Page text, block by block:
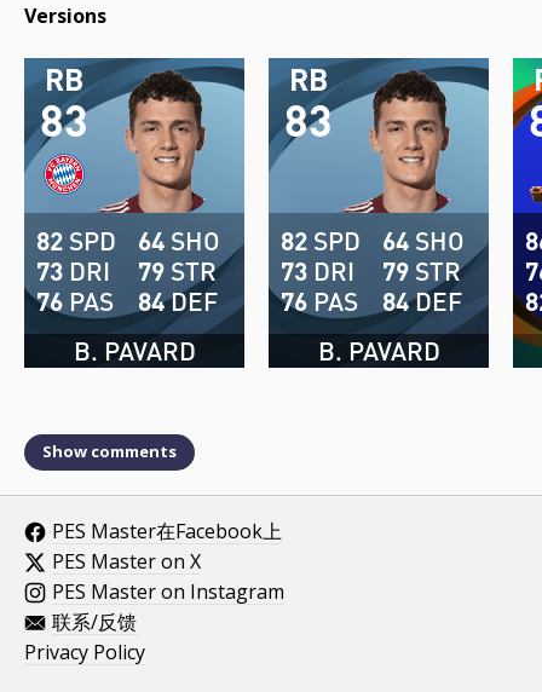
Versions
83
RB
B. PAVARD
82 SPD
73 DRI
76 PAS
64 SHO
79 STR
84DEF
83
RB
B. PAVARD
82 SPD
73 DRI
76 PAS
64 SHO
79 STR
84DEF
Show comments
PES Master在Facebook上
PES Master on X
PES Master on Instagram
联系/反馈
Privacy Policy